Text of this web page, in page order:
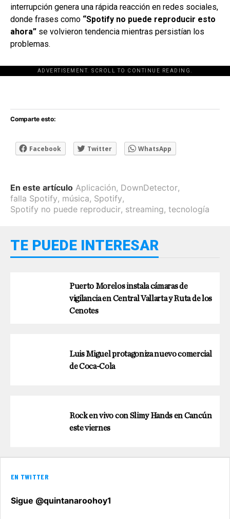
interrupción genera una rápida reacción en redes sociales,
donde frases como “Spotify no puede reproducir esto
ahora” se volvieron tendencia mientras persistían los
problemas.
ADVERTISEMENT. SCROLL TO CONTINUE READING.
[adsforwp id="243463"]
Comparte esto:
Facebook Twitter WhatsApp
En este artículo Aplicación, DownDetector,
falla Spotify, música, Spotify,
Spotify no puede reproducir, streaming, tecnología
TE PUEDE INTERESAR
Puerto Morelos instala cámaras de
vigilancia en Central Vallarta y Ruta de los
Cenotes
Luis Miguel protagoniza nuevo comercial
de Coca-Cola
Rock en vivo con Slimy Hands en Cancún
este viernes
EN TWITTER
Sigue @quintanaroohoy1